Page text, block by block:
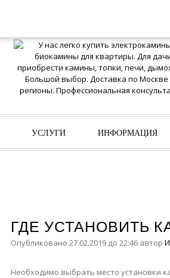
УСЛУГИ ИНФОРМАЦИЯ
ГДЕ УСТАНОВИТЬ
Опубликовано 27.02.2019 до 22:46 автор
Необходимо выбрать место установки